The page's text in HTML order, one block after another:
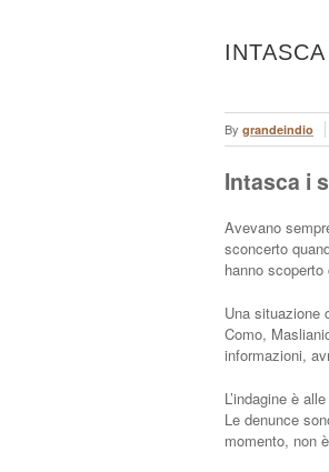
By grandeindio
Intasca i
Avevano
sconcerto
hanno
Una situazione
Como,
informazioni,
L’indagine è
Le denunce
momento, non